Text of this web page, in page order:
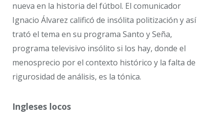
nueva en la historia del fútbol. El comunicador
Ignacio Álvarez calificó de insólita politización y así
trató el tema en su programa Santo y Seña,
programa televisivo insólito si los hay, donde el
menosprecio por el contexto histórico y la falta de
rigurosidad de análisis, es la tónica.
Ingleses locos